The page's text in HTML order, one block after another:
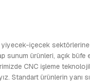
içecek
sunum ürünleri, açık
CNC işleme
Standart ürünlerin